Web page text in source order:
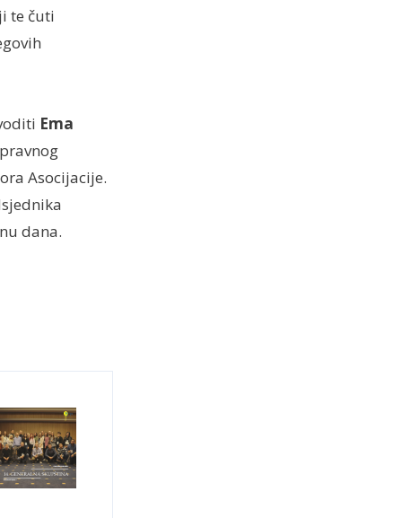
te čuti
Ema
Asocijacije.
dana.